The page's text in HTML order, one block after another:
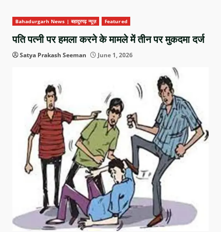
Bahadurgarh News | बहादुरगढ़ न्यूज़ Featured
पति पत्नी पर हमला करने के मामले में तीन पर मुकदमा दर्ज
Satya Prakash Seeman June 1, 2026